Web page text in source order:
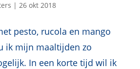
| 26 okt 2018
pesto, rucola en mango
ik mijn maaltijden zo
In een korte tijd wil ik